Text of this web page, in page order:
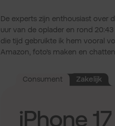
De experts zijn enthousiast over
uur van de oplader en rond
die tijd gebruikte ik hem vooral
Amazon, foto’s maken en
Consument Zakelijk
iPhone